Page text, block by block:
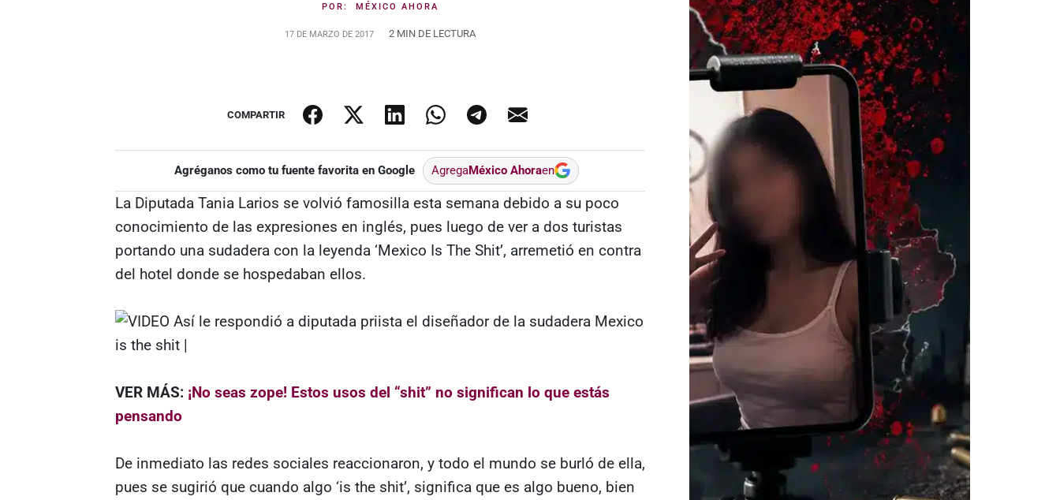
POR: MÉXICO AHORA
17 DE MARZO DE 2017 2 MIN DE LECTURA
COMPARTIR
Agréganos como tu fuente favorita en Google AgregaMéxico Ahoraen
La Diputada Tania Larios se volvió famosilla esta semana debido a su poco
conocimiento de las expresiones en inglés, pues luego de ver a dos turistas
portando una sudadera con la leyenda ‘Mexico Is The Shit’, arremetió en contra
del hotel donde se hospedaban ellos.
VER MÁS: ¡No seas zope! Estos usos del “shit” no significan lo que estás
pensando
De inmediato las redes sociales reaccionaron, y todo el mundo se burló de ella,
pues se sugirió que cuando algo ‘is the shit’, significa que es algo bueno, bien